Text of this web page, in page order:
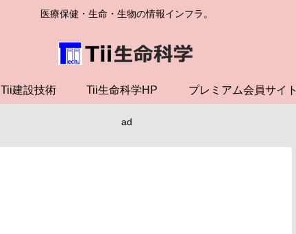
医療保健・生命・生物の情報インフラ。
Tii建設技術 Tii生命科学HP プレミアム会員サイト
ad